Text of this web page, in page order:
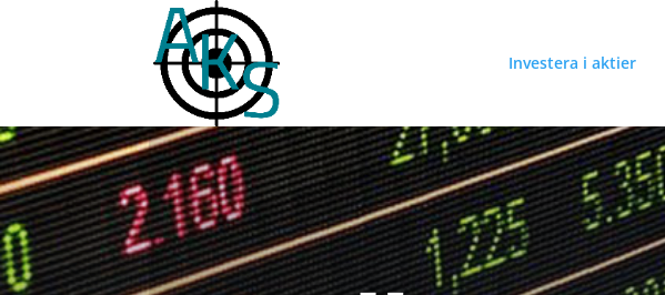
Investera i aktier